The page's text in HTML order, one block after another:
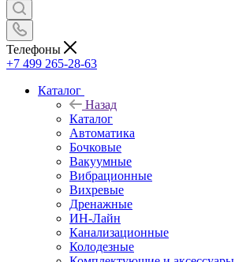
Телефоны
+7 499 265-28-63
Каталог
Назад
Каталог
Автоматика
Бочковые
Вакуумные
Вибрационные
Вихревые
Дренажные
ИН-Лайн
Канализационные
Колодезные